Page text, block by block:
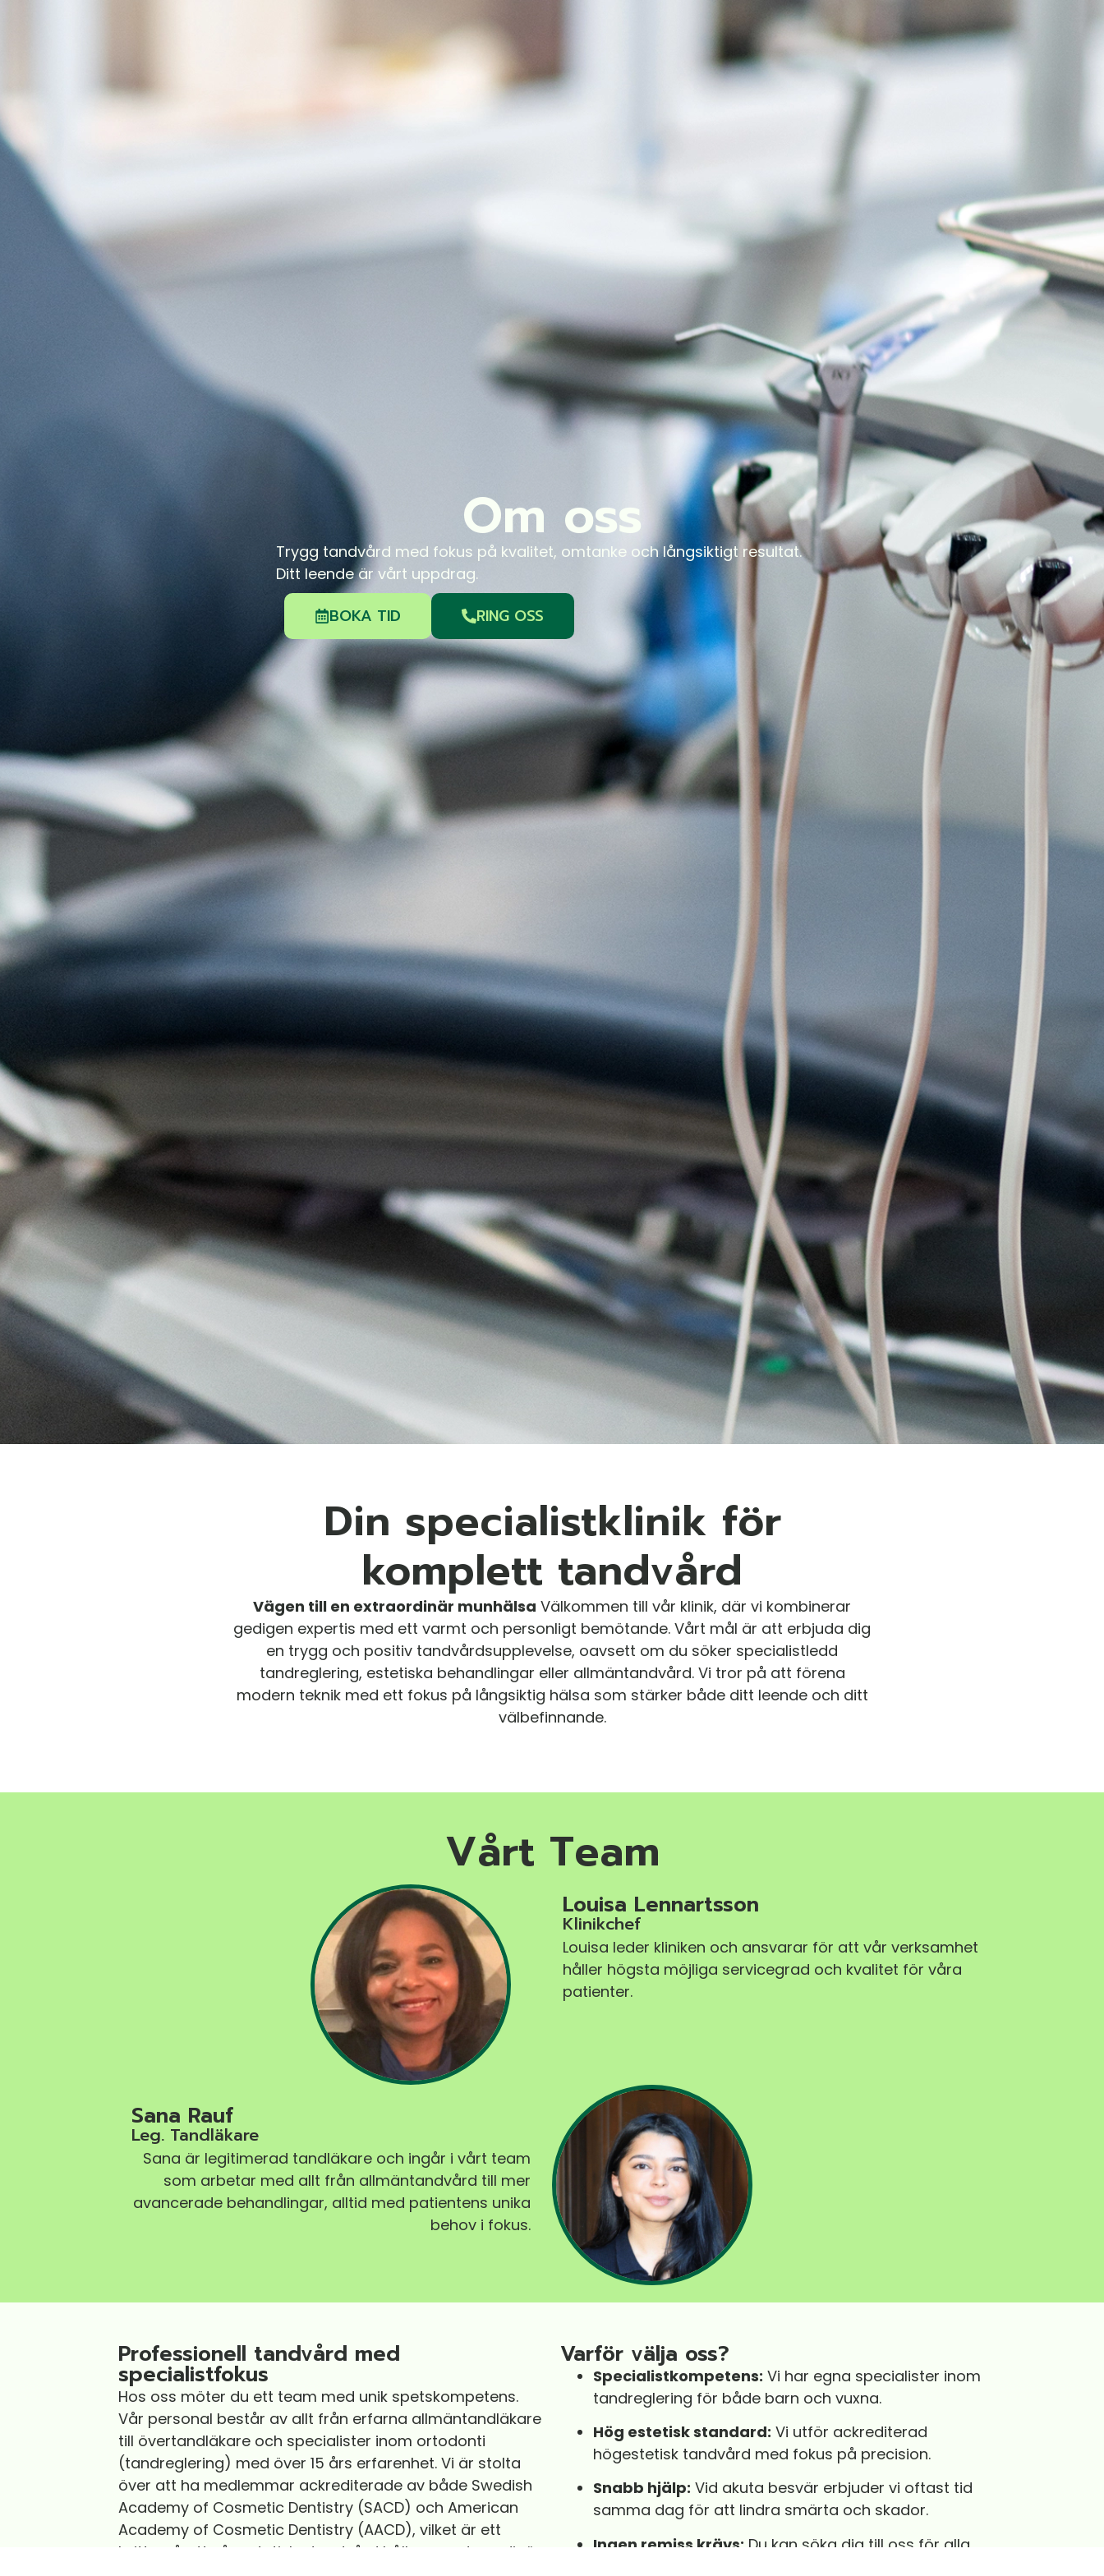
Om oss
Trygg tandvård med fokus på kvalitet, omtanke och långsiktigt resultat.
Ditt leende är vårt uppdrag.
BOKA TID RING OSS
Din specialistklinik för
komplett tandvård
Vägen till en extraordinär munhälsa Välkommen till vår klinik, där vi kombinerar
gedigen expertis med ett varmt och personligt bemötande. Vårt mål är att erbjuda dig
en trygg och positiv tandvårdsupplevelse, oavsett om du söker specialistledd
tandreglering, estetiska behandlingar eller allmäntandvård. Vi tror på att förena
modern teknik med ett fokus på långsiktig hälsa som stärker både ditt leende och ditt
välbefinnande.
Vårt Team
Louisa Lennartsson
Klinikchef
Louisa leder kliniken och ansvarar för att vår verksamhet
håller högsta möjliga servicegrad och kvalitet för våra
patienter.
Sana Rauf
Leg. Tandläkare
Sana är legitimerad tandläkare och ingår i vårt team
som arbetar med allt från allmäntandvård till mer
avancerade behandlingar, alltid med patientens unika
behov i fokus.
Professionell tandvård med
specialistfokus
Hos oss möter du ett team med unik spetskompetens.
Vår personal består av allt från erfarna allmäntandläkare
till övertandläkare och specialister inom ortodonti
(tandreglering) med över 15 års erfarenhet.Vi är stolta
över att ha medlemmar ackrediterade av både Swedish
Academy of Cosmetic Dentistry (SACD) och American
Academy of Cosmetic Dentistry (AACD), vilket är ett
kvitto på att vår estetiska tandvård håller en extraordinär
Varför välja oss?
Specialistkompetens: Vi har egna specialister inom
tandreglering för både barn och vuxna.
Hög estetisk standard: Vi utför ackrediterad
högestetisk tandvård med fokus på precision.
Snabb hjälp: Vid akuta besvär erbjuder vi oftast tid
samma dag för att lindra smärta och skador.
Ingen remiss krävs: Du kan söka dig till oss för alla